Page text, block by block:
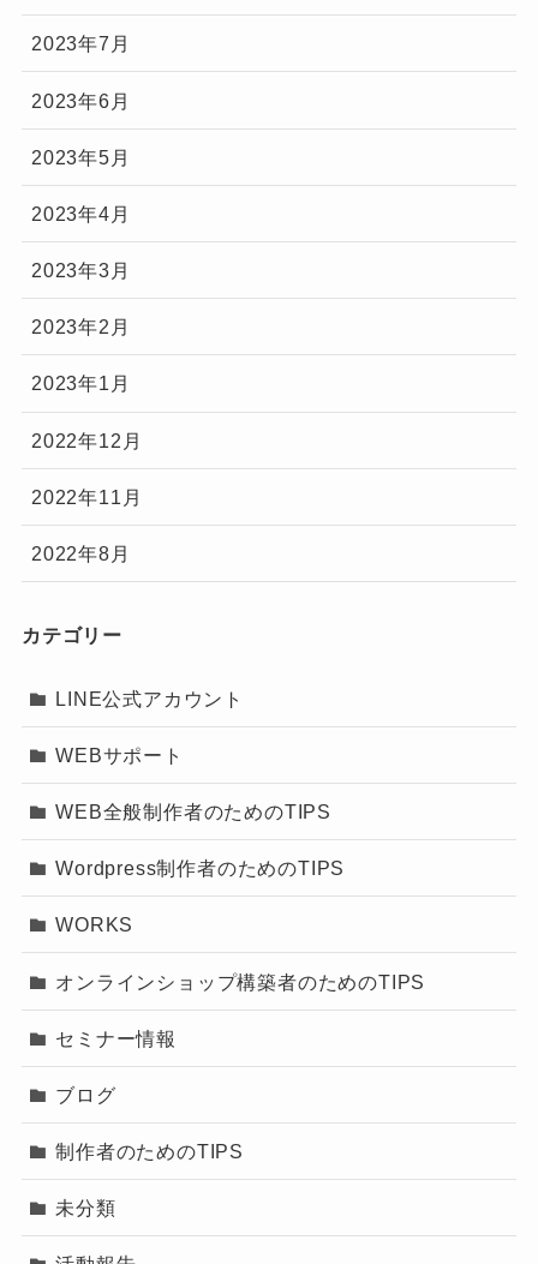
2023年7月
2023年6月
2023年5月
2023年4月
2023年3月
2023年2月
2023年1月
2022年12月
2022年11月
2022年8月
カテゴリー
LINE公式アカウント
WEBサポート
WEB全般制作者のためのTIPS
Wordpress制作者のためのTIPS
WORKS
オンラインショップ構築者のためのTIPS
セミナー情報
ブログ
制作者のためのTIPS
未分類